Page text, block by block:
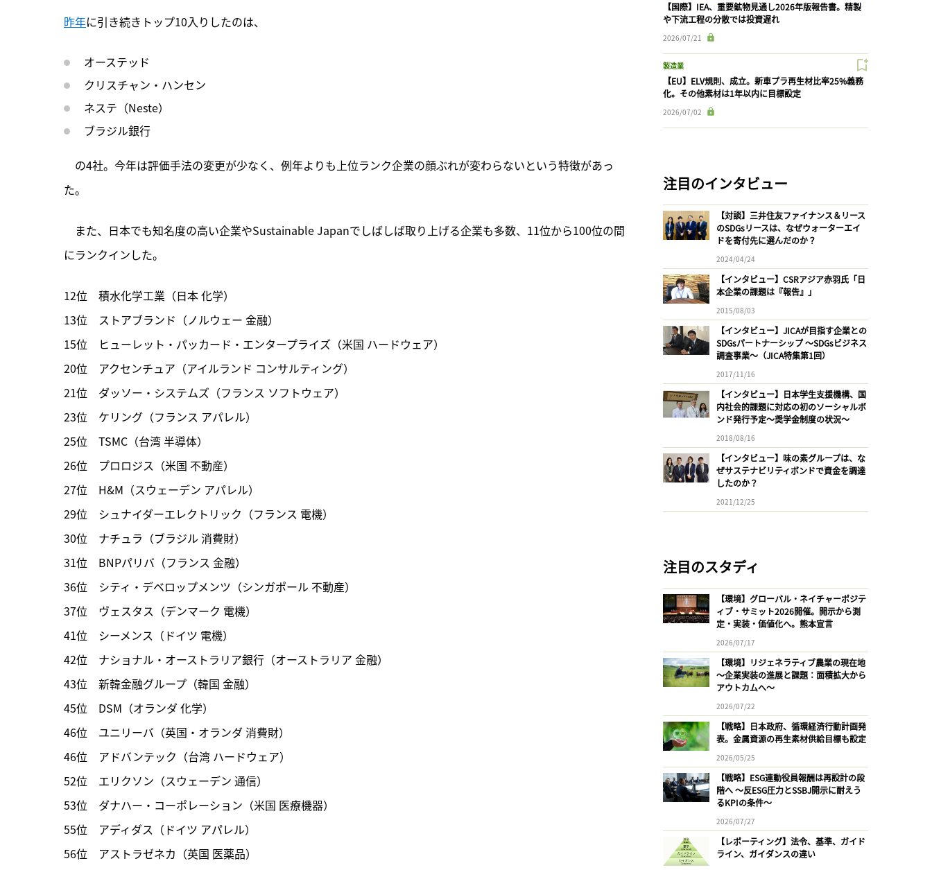
昨年に引き続きトップ10入りしたのは、
オーステッド
クリスチャン・ハンセン
ネステ（Neste）
ブラジル銀行
の4社。今年は評価手法の変更が少なく、例年よりも上位ランク企業の顔ぶれが変わらないという特徴があっ
た。
また、日本でも知名度の高い企業やSustainable Japanでしばしば取り上げる企業も多数、11位から100位の間
にランクインした。
12位　積水化学工業（日本 化学）
13位　ストアブランド（ノルウェー 金融）
15位　ヒューレット・パッカード・エンタープライズ（米国 ハードウェア）
20位　アクセンチュア（アイルランド コンサルティング）
21位　ダッソー・システムズ（フランス ソフトウェア）
23位　ケリング（フランス アパレル）
25位　TSMC（台湾 半導体）
26位　プロロジス（米国 不動産）
27位　H&M（スウェーデン アパレル）
29位　シュナイダーエレクトリック（フランス 電機）
30位　ナチュラ（ブラジル 消費財）
31位　BNPパリバ（フランス 金融）
36位　シティ・デベロップメンツ（シンガポール 不動産）
37位　ヴェスタス（デンマーク 電機）
41位　シーメンス（ドイツ 電機）
42位　ナショナル・オーストラリア銀行（オーストラリア 金融）
43位　新韓金融グループ（韓国 金融）
45位　DSM（オランダ 化学）
46位　ユニリーバ（英国・オランダ 消費財）
46位　アドバンテック（台湾 ハードウェア）
52位　エリクソン（スウェーデン 通信）
53位　ダナハー・コーポレーション（米国 医療機器）
55位　アディダス（ドイツ アパレル）
56位　アストラゼネカ（英国 医薬品）
【国際】IEA、重要鉱物見通し2026年版報告書。精製
や下流工程の分散では投資遅れ
2026/07/21
製造業
【EU】ELV規則、成立。新車プラ再生材比率25%義務
化。その他素材は1年以内に目標設定
2026/07/02
注目のインタビュー
【対談】三井住友ファイナンス＆リース
のSDGsリースは、なぜウォーターエイ
ドを寄付先に選んだのか？
2024/04/24
【インタビュー】CSRアジア赤羽氏「日
本企業の課題は『報告』」
2015/08/03
【インタビュー】JICAが目指す企業との
SDGsパートナーシップ 〜SDGsビジネス
調査事業〜（JICA特集第1回）
2017/11/16
【インタビュー】日本学生支援機構、国
内社会的課題に対応の初のソーシャルボ
ンド発行予定〜奨学金制度の状況〜
2018/08/16
【インタビュー】味の素グループは、な
ぜサステナビリティボンドで資金を調達
したのか？
2021/12/25
注目のスタディ
【環境】グローバル・ネイチャーポジテ
ィブ・サミット2026開催。開示から測
定・実装・価値化へ。熊本宣言
2026/07/17
【環境】リジェネラティブ農業の現在地
〜企業実装の進展と課題：面積拡大から
アウトカムへ〜
2026/07/22
【戦略】日本政府、循環経済行動計画発
表。金属資源の再生素材供給目標も設定
2026/05/25
【戦略】ESG連動役員報酬は再設計の段
階へ 〜反ESG圧力とSSBJ開示に耐えう
るKPIの条件〜
2026/07/27
【レポーティング】法令、基準、ガイド
ライン、ガイダンスの違い